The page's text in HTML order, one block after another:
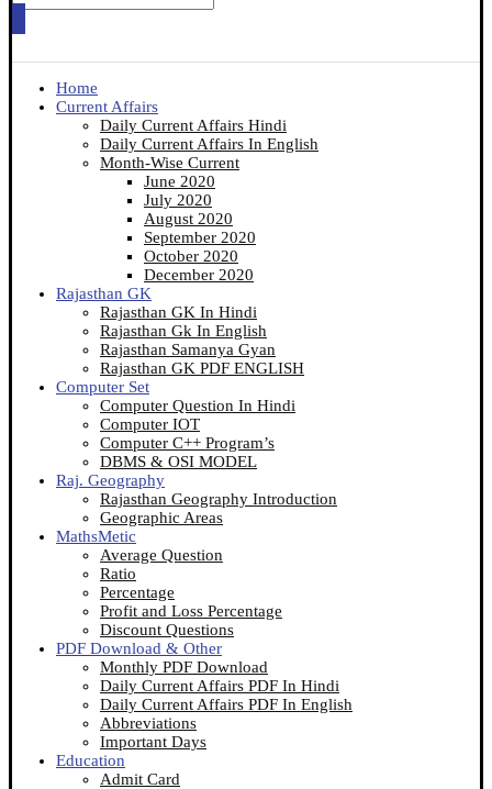
Home
Current Affairs
Daily Current Affairs Hindi
Daily Current Affairs In English
Month-Wise Current
June 2020
July 2020
August 2020
September 2020
October 2020
December 2020
Rajasthan GK
Rajasthan GK In Hindi
Rajasthan Gk In English
Rajasthan Samanya Gyan
Rajasthan GK PDF ENGLISH
Computer Set
Computer Question In Hindi
Computer IOT
Computer C++ Program’s
DBMS & OSI MODEL
Raj. Geography
Rajasthan Geography Introduction
Geographic Areas
MathsMetic
Average Question
Ratio
Percentage
Profit and Loss Percentage
Discount Questions
PDF Download & Other
Monthly PDF Download
Daily Current Affairs PDF In Hindi
Daily Current Affairs PDF In English
Abbreviations
Important Days
Education
Admit Card